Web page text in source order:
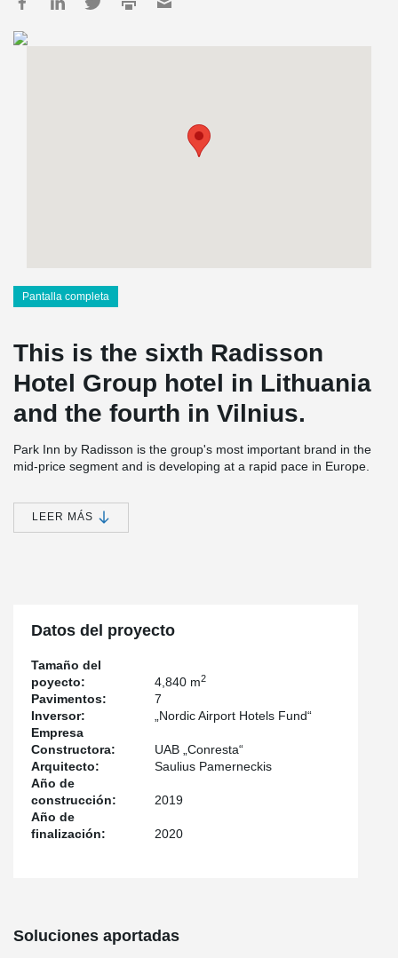
Pantalla completa
This is the sixth Radisson
Hotel Group hotel in Lithuania
and the fourth in Vilnius.
Park Inn by Radisson is the group's most important brand in the
mid-price segment and is developing at a rapid pace in Europe.
rooms, 500 sq.m. transformable business meeting space,
restaurant and gym.
LEER MÁS
Datos del proyecto
Tamaño del
poyecto:
4,840 m2
Pavimentos:
7
Inversor:
„Nordic Airport Hotels Fund“
Empresa
Constructora:
UAB „Conresta“
Arquitecto:
Saulius Pamerneckis
Año de
construcción:
2019
Año de
finalización:
2020
Soluciones aportadas